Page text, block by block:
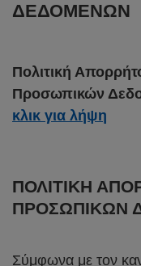
ΔΕΔΟΜΈΝΩΝ
Πολιτική
Προσωπικών
κλικ για λήψη
ΠΟΛΙΤΙΚΉ
ΠΡΟΣΩΠΙΚΏΝ
Σύμφωνα με τον